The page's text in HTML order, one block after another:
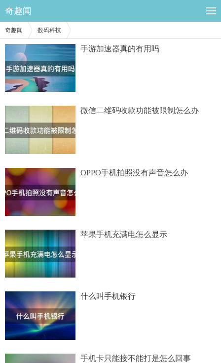
奇趣闻
奇趣闻 数码科技
手游加速器真的有用吗
微信二维码收款功能被限制怎么办
OPPO手机拍照没有声音怎么办
苹果手机充满电怎么显示
什么叫手机银行
手机卡只能接不能打是怎么回事